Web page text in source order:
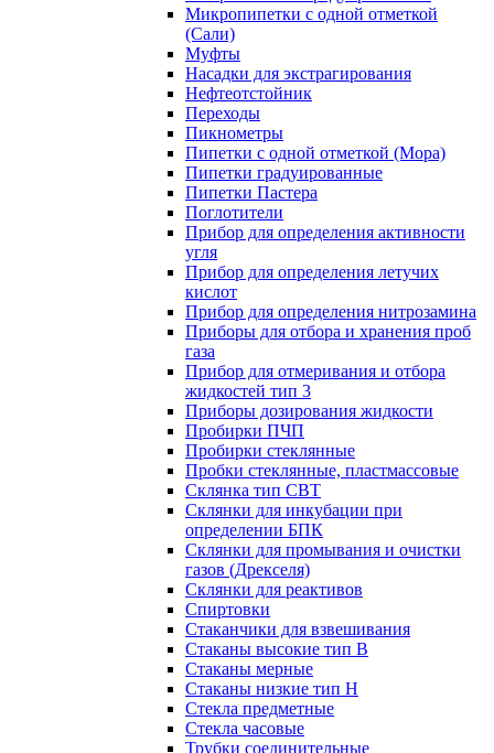
Микропипетки с одной отметкой
(Сали)
Муфты
Насадки для экстрагирования
Нефтеотстойник
Переходы
Пикнометры
Пипетки с одной отметкой (Мора)
Пипетки градуированные
Пипетки Пастера
Поглотители
Прибор для определения активности
угля
Прибор для определения летучих
кислот
Прибор для определения нитрозамина
Приборы для отбора и хранения проб
газа
Прибор для отмеривания и отбора
жидкостей тип 3
Приборы дозирования жидкости
Пробирки ПЧП
Пробирки стеклянные
Пробки стеклянные, пластмассовые
Склянка тип СВТ
Склянки для инкубации при
определении БПК
Склянки для промывания и очистки
газов (Дрекселя)
Склянки для реактивов
Спиртовки
Стаканчики для взвешивания
Стаканы высокие тип В
Стаканы мерные
Стаканы низкие тип Н
Стекла предметные
Стекла часовые
Трубки соединительные